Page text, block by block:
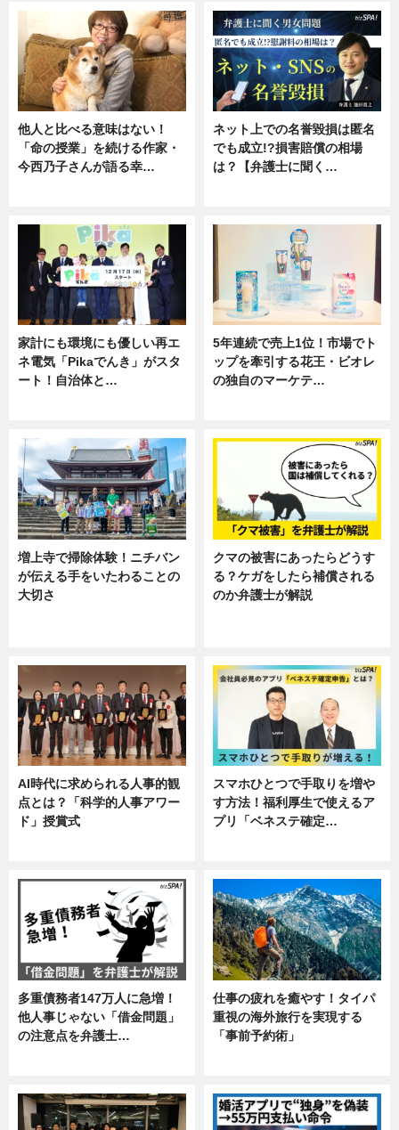
他人と比べる意味はない！
「命の授業」を続ける作家・
今西乃子さんが語る幸…
ネット上での名誉毀損は匿名
でも成立!?損害賠償の相場
は？【弁護士に聞く…
家計にも環境にも優しい再エ
ネ電気「Pikaでんき」がスタ
ート！自治体と…
5年連続で売上1位！市場でト
ップを牽引する花王・ビオレ
の独自のマーケテ…
増上寺で掃除体験！ニチバン
が伝える手をいたわることの
大切さ
クマの被害にあったらどうす
る？ケガをしたら補償される
のか弁護士が解説
AI時代に求められる人事的観
点とは？「科学的人事アワー
ド」授賞式
スマホひとつで手取りを増や
す方法！福利厚生で使えるア
プリ「ベネステ確定…
多重債務者147万人に急増！
他人事じゃない「借金問題」
の注意点を弁護士…
仕事の疲れを癒やす！タイパ
重視の海外旅行を実現する
「事前予約術」